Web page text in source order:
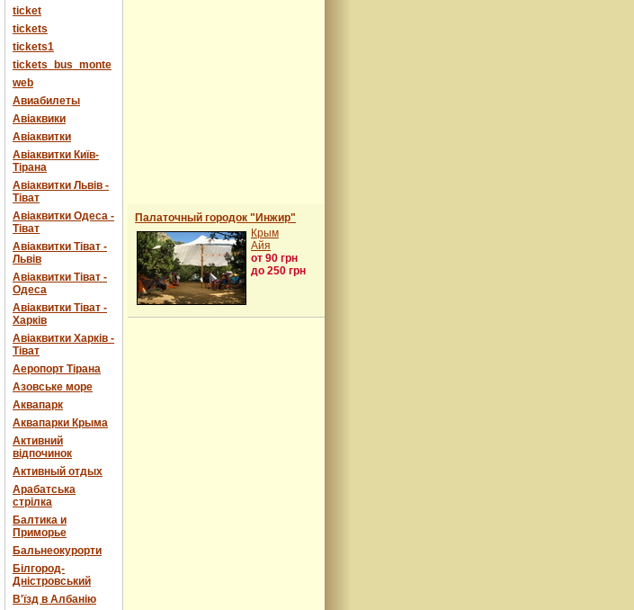
ticket
tickets
tickets1
tickets_bus_monte
web
Авиабилеты
Авіаквики
Авіаквитки
Авіаквитки Київ-
Тірана
Авіаквитки Львів -
Тіват
Авіаквитки Одеса -
Тіват
Авіаквитки Тіват -
Львів
Авіаквитки Тіват -
Одеса
Авіаквитки Тіват -
Харків
Авіаквитки Харків -
Тіват
Аеропорт Тірана
Азовське море
Аквапарк
Аквапарки Крыма
Активний
відпочинок
Активный отдых
Арабатська
стрілка
Балтика и
Приморье
Бальнеокурорти
Білгород-
Дністровський
В'їзд в Албанію
Палаточный городок "Инжир"
Крым
Айя
от 90 грн
до 250 грн